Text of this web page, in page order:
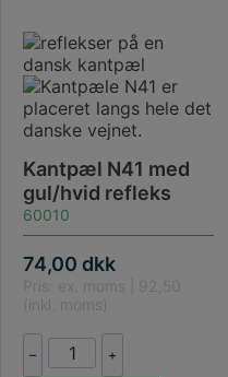
Kantpæl N41 med
gul/hvid refleks
60010
74,00 dkk
Pris: ex. moms | 92,50
(inkl. moms)
–
Kantpæl
N41
+